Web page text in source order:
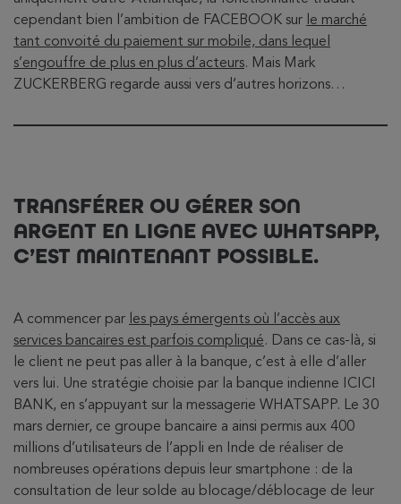
cependant bien l’ambition de FACEBOOK sur le marché
tant convoité du paiement sur mobile, dans lequel
s’engouffre de plus en plus d’acteurs. Mais Mark
ZUCKERBERG regarde aussi vers d’autres horizons…
TRANSFÉRER OU GÉRER SON
ARGENT EN LIGNE AVEC WHATSAPP,
C’EST MAINTENANT POSSIBLE.
A commencer par les pays émergents où l’accès aux
services bancaires est parfois compliqué. Dans ce cas-là, si
le client ne peut pas aller à la banque, c’est à elle d’aller
vers lui. Une stratégie choisie par la banque indienne ICICI
BANK, en s’appuyant sur la messagerie WHATSAPP. Le 30
mars dernier, ce groupe bancaire a ainsi permis aux 400
millions d’utilisateurs de l’appli en Inde de réaliser de
nombreuses opérations depuis leur smartphone : de la
consultation de leur solde au blocage/déblocage de leur